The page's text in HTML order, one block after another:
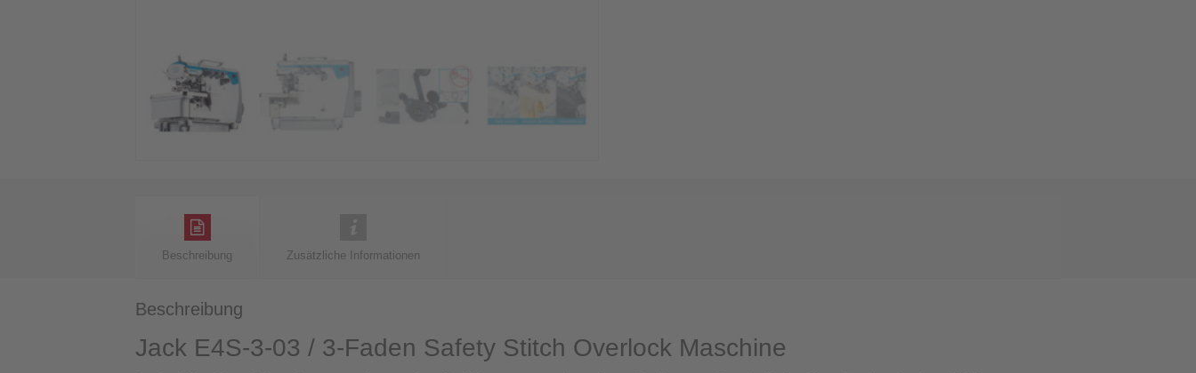
Beschreibung Zusätzliche Informationen
Beschreibung
Jack E4S-3-03 / 3-Faden Safety Stitch Overlock Maschine